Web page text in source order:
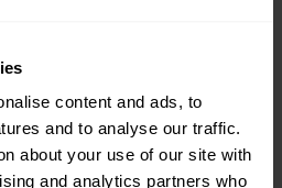
content and ads, to
and to analyse our traffic.
about your use of our site with
and analytics partners who
Wi-Fi, nie wydaje mi się,
były takie, jakich